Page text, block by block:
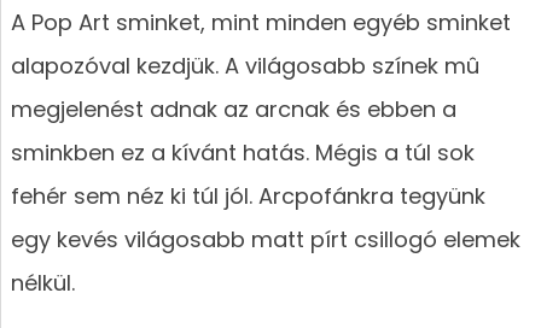
A Pop Art sminket, mint minden egyéb sminket
alapozóval kezdjük. A világosabb színek mû
megjelenést adnak az arcnak és ebben a
sminkben ez a kívánt hatás. Mégis a túl sok
fehér sem néz ki túl jól. Arcpofánkra tegyünk
egy kevés világosabb matt pírt csillogó elemek
nélkül.